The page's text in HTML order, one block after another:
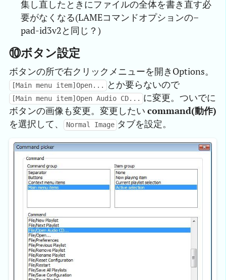
集し直したときにファイルの全体を書き直す必
要がなくなる(LAMEコマンドオプションの–
pad-id3v2と同じ？)
⑩ボタン設定
ボタンの所で右クリックメニューを開きOptions。
[Main menu item]Open... とか要らないので
[Main menu item]Open Audio CD... に変更。ついでに
ボタンの画像も変更。変更したい command(動作)
を選択して、
Normal Image タブを設定。